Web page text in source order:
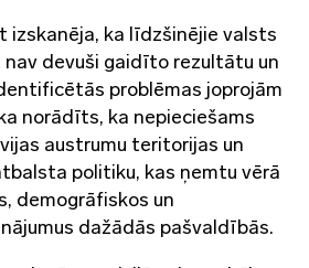
izskanēja, ka līdzšinējie valsts
devuši gaidīto rezultātu un
problēmas joprojām
norādīts, ka nepieciešams
austrumu teritorijas un
politiku, kas ņemtu vērā
demogrāfiskos un
dažādās pašvaldībās.